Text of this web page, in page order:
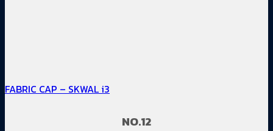
FABRIC CAP – SKWAL i3
NO.12